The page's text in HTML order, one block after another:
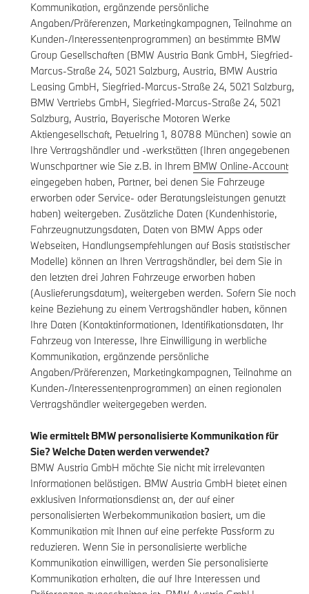
Kommunikation, ergänzende persönliche
Angaben/Präferenzen, Marketingkampagnen, Teilnahme an
Kunden-/Interessentenprogrammen) an bestimmte BMW
Group Gesellschaften (BMW Austria Bank GmbH, Siegfried-
Marcus-Straße 24, 5021 Salzburg, Austria, BMW Austria
Leasing GmbH, Siegfried-Marcus-Straße 24, 5021 Salzburg,
BMW Vertriebs GmbH, Siegfried-Marcus-Straße 24, 5021
Salzburg, Austria, Bayerische Motoren Werke
Aktiengesellschaft, Petuelring 1, 80788 München) sowie an
Ihre Vertragshändler und -werkstätten (Ihren angegebenen
Wunschpartner wie Sie z.B. in Ihrem BMW Online-Account
eingegeben haben, Partner, bei denen Sie Fahrzeuge
erworben oder Service- oder Beratungsleistungen genutzt
haben) weitergeben. Zusätzliche Daten (Kundenhistorie,
Fahrzeugnutzungsdaten, Daten von BMW Apps oder
Webseiten, Handlungsempfehlungen auf Basis statistischer
Modelle) können an Ihren Vertragshändler, bei dem Sie in
den letzten drei Jahren Fahrzeuge erworben haben
(Auslieferungsdatum), weitergeben werden. Sofern Sie noch
keine Beziehung zu einem Vertragshändler haben, können
Ihre Daten (Kontaktinformationen, Identifikationsdaten, Ihr
Fahrzeug von Interesse, Ihre Einwilligung in werbliche
Kommunikation, ergänzende persönliche
Angaben/Präferenzen, Marketingkampagnen, Teilnahme an
Kunden-/Interessentenprogrammen) an einen regionalen
Vertragshändler weitergegeben werden.
Wie ermittelt BMW personalisierte Kommunikation für
Sie? Welche Daten werden verwendet?
BMW Austria GmbH möchte Sie nicht mit irrelevanten
Informationen belästigen. BMW Austria GmbH bietet einen
exklusiven Informationsdienst an, der auf einer
personalisierten Werbekommunikation basiert, um die
Kommunikation mit Ihnen auf eine perfekte Passform zu
reduzieren. Wenn Sie in personalisierte werbliche
Kommunikation einwilligen, werden Sie personalisierte
Kommunikation erhalten, die auf Ihre Interessen und